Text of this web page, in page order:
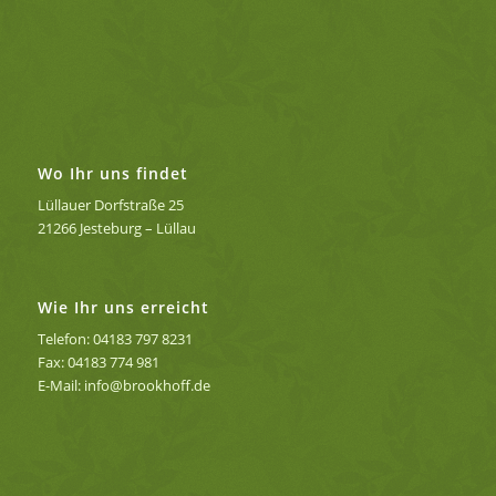
Wo Ihr uns findet
Lüllauer Dorfstraße 25
21266 Jesteburg – Lüllau
Wie Ihr uns erreicht
Telefon: 04183 797 8231
Fax: 04183 774 981
E-Mail: info@brookhoff.de